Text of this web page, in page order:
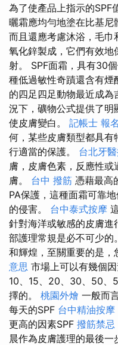
為了使產品上指示的
曬霜應均勻地塗在比基尼
而且還應考慮沐浴，毛
氧化鋅製成，它們有效
射。 SPF面霜，具有30
種低過敏性奇蹟還含有
的四足四足動物最近成
況下，礦物公式提供了
使皮膚變白。 記帳士 報
何，某些皮膚類型都具有
行適當的保護。 台北牙
膚，皮膚色素，反應性
膚。 台中 撥筋 憑藉最高
PA保護，這種面霜可靠
的侵害。 台中泰式按摩
針對海洋或敏感的皮膚
部護理常規是必不可少的
和輝煌，至關重要的是，
意思 市場上可以有幾個
10、15、20、30、50、
擇的。 桃園外燴 一般而
每天的SPF 台中精油按摩
更高的因素SPF 撥筋禁忌
晨作為皮膚護理的最後